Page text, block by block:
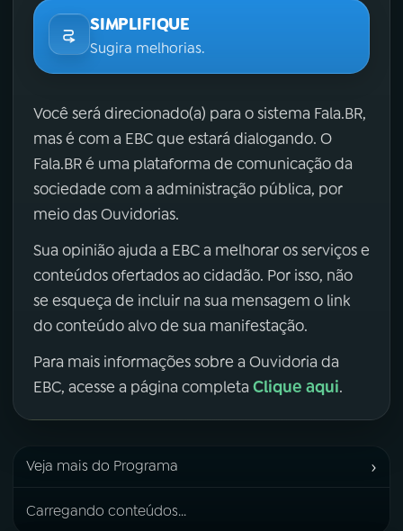
SIMPLIFIQUE
Sugira melhorias.
Você será direcionado(a) para o sistema Fala.BR,
mas é com a EBC que estará dialogando. O
Fala.BR é uma plataforma de comunicação da
sociedade com a administração pública, por
meio das Ouvidorias.
Sua opinião ajuda a EBC a melhorar os serviços e
conteúdos ofertados ao cidadão. Por isso, não
se esqueça de incluir na sua mensagem o link
do conteúdo alvo de sua manifestação.
Para mais informações sobre a Ouvidoria da
EBC, acesse a página completa Clique aqui.
Veja mais do Programa ›
Carregando conteúdos...